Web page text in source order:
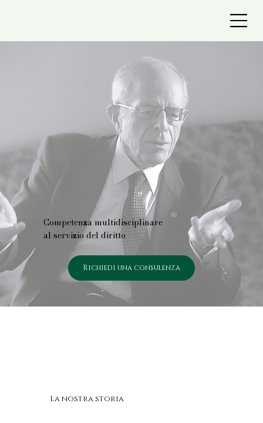
Competenza multidisciplinare
al servizio del diritto
Richiedi una consulenza
La nostra storia